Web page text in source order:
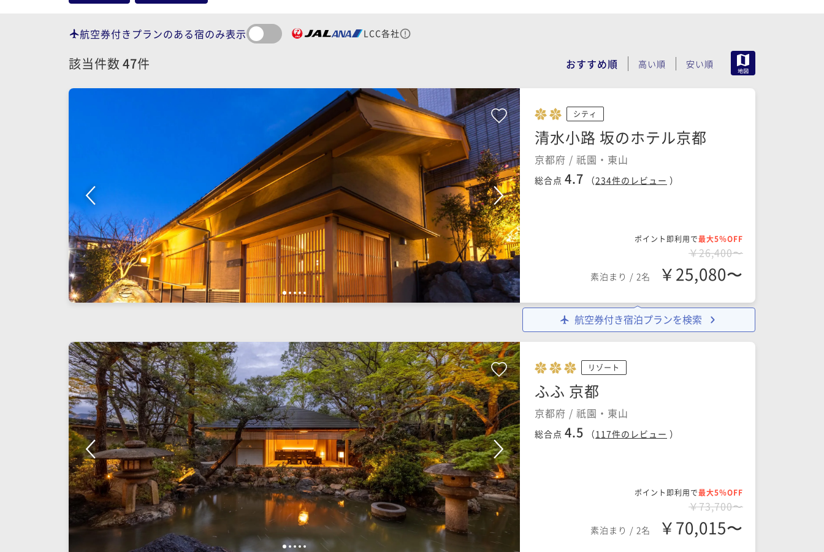
航空券付きプランのある宿のみ表示 LCC各社
該当件数 47件 おすすめ順 高い順 安い順
1 2 345
シティ
清水小路 坂のホテル京都
京都府 / 祇園・東山
総合点 4.7 （234件のレビュー ）
ポイント即利用で最大5％OFF
￥26,400〜
素泊まり / 2名 ￥25,080〜
航空券付き宿泊プランを検索
1 2 3 45
リゾート
ふふ 京都
京都府 / 祇園・東山
総合点 4.5 （117件のレビュー ）
ポイント即利用で最大5％OFF
￥73,700〜
素泊まり / 2名 ￥70,015〜